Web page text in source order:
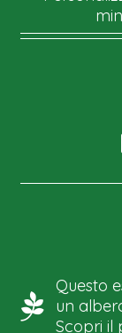
Questo
un
Scopri il